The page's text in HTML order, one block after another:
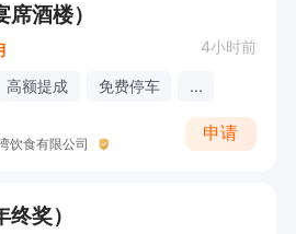
酒楼）
4小时前
高额提成 免费停车 ...
饮食有限公司
申请
奖）